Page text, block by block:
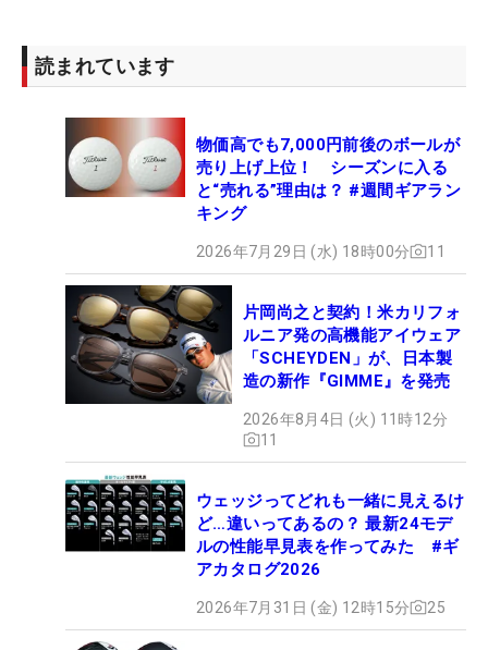
読まれています
物価高でも7,000円前後のボールが
売り上げ上位！ シーズンに入る
と“売れる”理由は？ #週間ギアラン
キング
2026年7月29日 (水) 18時00分 11
片岡尚之と契約！米カリフォ
ルニア発の高機能アイウェア
「SCHEYDEN」が、日本製
造の新作『GIMME』を発売
2026年8月4日 (火) 11時12分
11
ウェッジってどれも一緒に見えるけ
ど…違いってあるの？ 最新24モデ
ルの性能早見表を作ってみた #ギ
アカタログ2026
2026年7月31日 (金) 12時15分 25